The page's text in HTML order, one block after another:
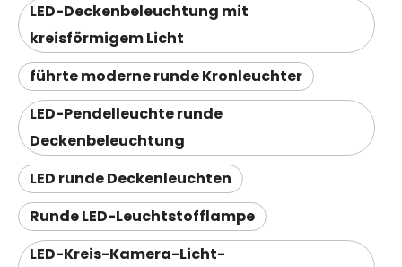
LED-Deckenbeleuchtung mit
kreisförmigem Licht
führte moderne runde Kronleuchter
LED-Pendelleuchte runde
Deckenbeleuchtung
LED runde Deckenleuchten
Runde LED-Leuchtstofflampe
LED-Kreis-Kamera-Licht-